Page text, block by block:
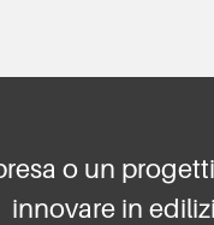
o un
innovare in